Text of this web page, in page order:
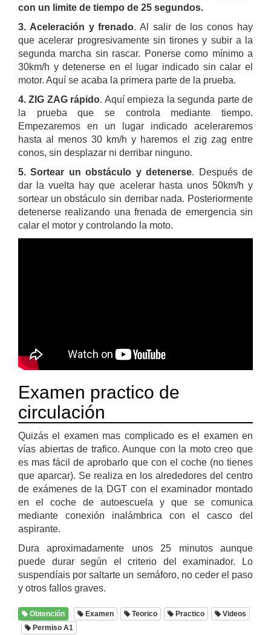
con un limite de tiempo de 25 segundos.
3. Aceleración y frenado. Al salir de los conos hay
que acelerar progresivamente sin tirones y subir a la
segunda marcha sin rascar. Ponerse como mínimo a
30km/h y detenerse en el lugar indicado sin calar el
motor. Aquí se acaba la primera parte de la prueba.
4. ZIG ZAG rápido. Aquí empieza la segunda parte de
la prueba que se controla mediante tiempo.
Empezaremos en un lugar indicado aceleraremos
hasta al menos 30 km/h y haremos el zig zag entre
conos, sin desplazar ni derribar ninguno.
5. Sortear un obstáculo y detenerse. Después de
dar la vuelta hay que acelerar hasta unos 50km/h y
sortear un obstáculo sin derribar nada. Posteriormente
detenerse realizando una frenada de emergencia sin
calar el motor y controlando la moto.
Examen practico de
circulación
Quizás el examen mas complicado es el examen en
vías abiertas de trafico. Aunque con la moto creo que
es mas fácil de aprobarlo que con el coche (no tienes
que aparcar). Se realiza en los alrededores del centro
de exámenes de la DGT con el examinador montado
en el coche de autoescuela y que se comunica
mediante conexión inalámbrica con el casco del
aspirante.
Dura aproximadamente unos 25 minutos aunque
puede durar según el criterio del examinador. Lo
suspendíais por saltarte un semáforo, no ceder el paso
y otros fallos graves.
Obtención Examen Teorico Practico
Videos
Permiso A1